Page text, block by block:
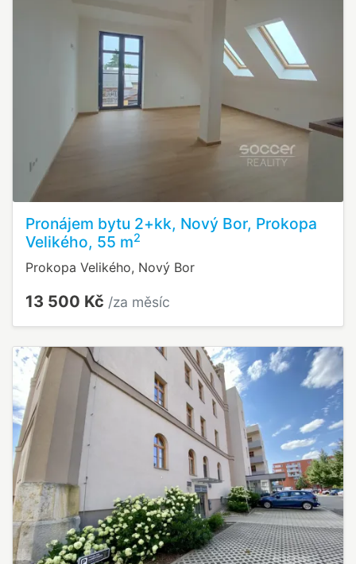
Pronájem bytu 2+kk, Nový Bor, Prokopa
Velikého, 55 m2
Prokopa Velikého, Nový Bor
13 500 Kč /za měsíc